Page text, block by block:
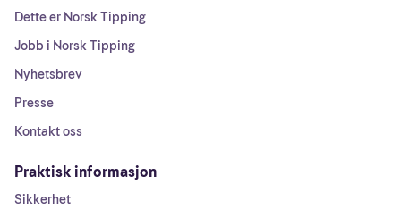
Dette er Norsk Tipping
Jobb i Norsk Tipping
Nyhetsbrev
Presse
Kontakt oss
Praktisk informasjon
Sikkerhet